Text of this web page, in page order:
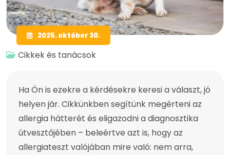
2025. október 30.
Cikkek és tanácsok
Ha Ön is ezekre a kérdésekre keresi a választ, jó
helyen jár. Cikkünkben segítünk megérteni az
allergia hátterét és eligazodni a diagnosztika
útvesztőjében – beleértve azt is, hogy az
allergiateszt valójában mire való: nem arra,